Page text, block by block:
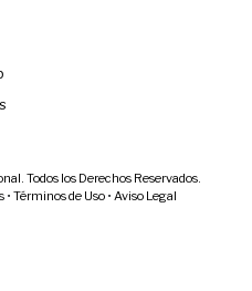
Todos los Derechos Reservados.
• Términos de Uso • Aviso Legal